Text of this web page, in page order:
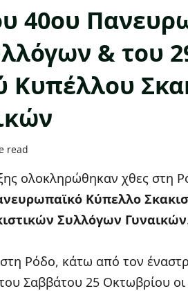
40ου
& του
Κυπέλλου
read
ολοκληρώθηκαν χθες στη
Κύπελλο
Συλλόγων Γυναικών
στη Ρόδο, κάτω από τον
Σαββάτου 25 Οκτωβρίου